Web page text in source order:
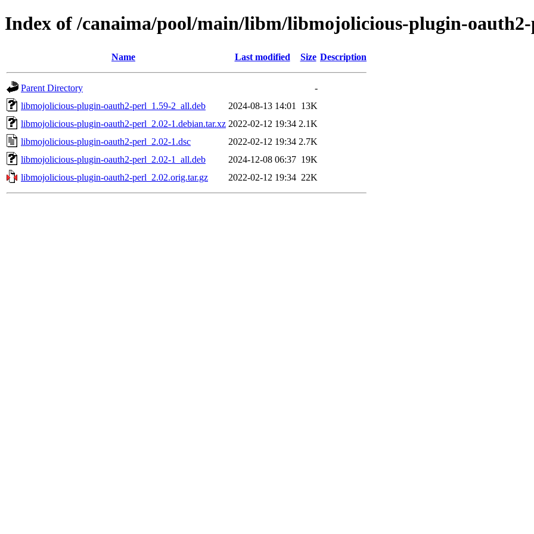
Index of /canaima/pool/main/libm/libmojolicious-plugin-
Name Last modified Size Description
Parent Directory
-
libmojolicious-plugin-oauth2-perl_1.59-2_all.deb
2024-08-13 14:01
13K
libmojolicious-plugin-oauth2-perl_2.02-1.debian.tar.xz 2022-02-12 19:34 2.1K
libmojolicious-plugin-oauth2-perl_2.02-1.dsc
2022-02-12 19:34 2.7K
libmojolicious-plugin-oauth2-perl_2.02-1_all.deb
2024-12-08 06:37 19K
libmojolicious-plugin-oauth2-perl_2.02.orig.tar.gz
2022-02-12 19:34 22K